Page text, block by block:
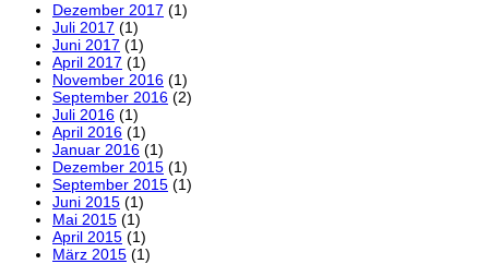
Dezember 2017 (1)
Juli 2017 (1)
Juni 2017 (1)
April 2017 (1)
November 2016 (1)
September 2016 (2)
Juli 2016 (1)
April 2016 (1)
Januar 2016 (1)
Dezember 2015 (1)
September 2015 (1)
Juni 2015 (1)
Mai 2015 (1)
April 2015 (1)
März 2015 (1)